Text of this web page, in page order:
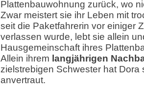
Plattenbauwohnung zurück, wo
Zwar meistert sie ihr Leben mit
seit die Paketfahrerin vor einiger
verlassen wurde, lebt sie allein
Hausgemeinschaft ihres
Allein ihrem langjährigen
zielstrebigen Schwester hat Dora
anvertraut.